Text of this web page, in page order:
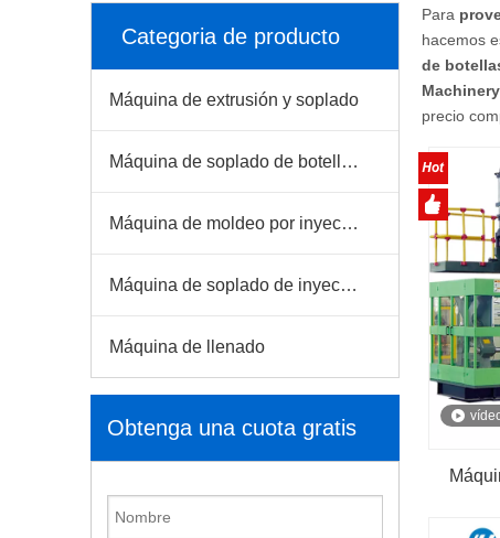
Categoria de producto
Máquina de extrusión y soplado
Máquina de soplado de botellas para mascotas
Máquina de moldeo por inyección
Máquina de soplado de inyección
Máquina de llenado
Obtenga una cuota gratis
Para
hacemos
de
precio